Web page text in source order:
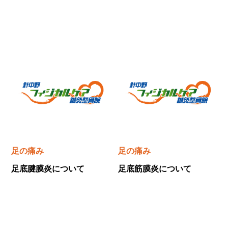
足の痛み
足底腱膜炎について
足の痛み
足底筋膜炎について